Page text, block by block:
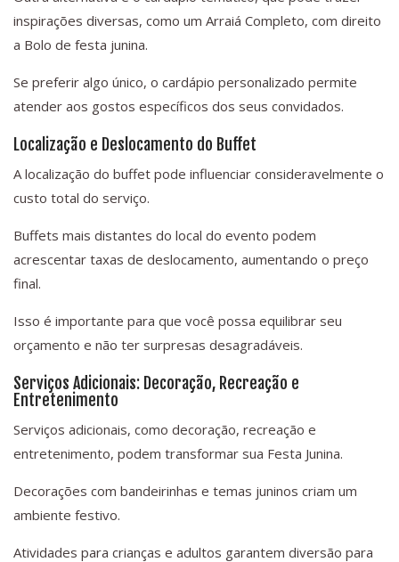
inspirações diversas, como um Arraiá Completo, com direito
a Bolo de festa junina.
Se preferir algo único, o cardápio personalizado permite
atender aos gostos específicos dos seus convidados.
Localização e Deslocamento do Buffet
A localização do buffet pode influenciar consideravelmente o
custo total do serviço.
Buffets mais distantes do local do evento podem
acrescentar taxas de deslocamento, aumentando o preço
final.
Isso é importante para que você possa equilibrar seu
orçamento e não ter surpresas desagradáveis.
Serviços Adicionais: Decoração, Recreação e
Entretenimento
Serviços adicionais, como decoração, recreação e
entretenimento, podem transformar sua Festa Junina.
Decorações com bandeirinhas e temas juninos criam um
ambiente festivo.
Atividades para crianças e adultos garantem diversão para